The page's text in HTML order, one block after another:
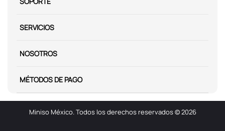
SERVICIOS
NOSOTROS
MÉTODOS DE PAGO
Miniso México. Todos los derechos reservados © 2026